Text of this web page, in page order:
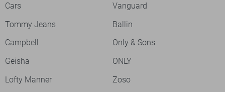
Cars
Vanguard
Tommy Jeans
Ballin
Campbell
Only & Sons
Geisha
ONLY
Lofty Manner
Zoso